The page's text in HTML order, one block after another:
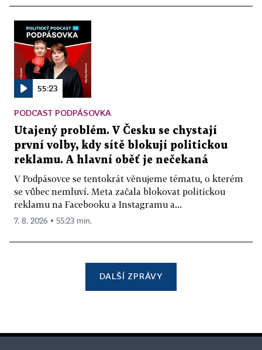
55:23
PODCAST PODPÁSOVKA
Utajený problém. V Česku se chystají
první volby, kdy sítě blokují politickou
reklamu. A hlavní oběť je nečekaná
V Podpásovce se tentokrát věnujeme tématu, o kterém
se vůbec nemluví. Meta začala blokovat politickou
reklamu na Facebooku a Instagramu a...
7. 8. 2026 ▪ 55:23 min.
DALŠÍ ZPRÁVY